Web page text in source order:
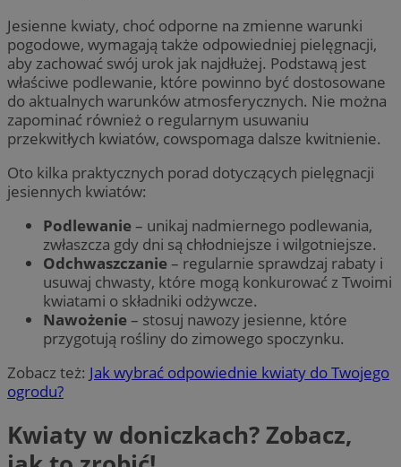
Jesienne kwiaty, choć odporne na zmienne warunki
pogodowe, wymagają także odpowiedniej pielęgnacji,
aby zachować swój urok jak najdłużej. Podstawą jest
właściwe podlewanie, które powinno być dostosowane
do aktualnych warunków atmosferycznych. Nie można
zapominać również o regularnym usuwaniu
przekwitłych kwiatów, cowspomaga dalsze kwitnienie.
Oto kilka praktycznych porad dotyczących pielęgnacji
jesiennych kwiatów:
Podlewanie– unikaj nadmiernego podlewania,
zwłaszcza gdy dni są chłodniejsze i wilgotniejsze.
Odchwaszczanie– regularnie sprawdzaj rabaty i
usuwaj chwasty, które mogą konkurować z Twoimi
kwiatami o składniki odżywcze.
Nawożenie– stosuj nawozy jesienne, które
przygotują rośliny do zimowego spoczynku.
Zobacz też: Jak wybrać odpowiednie kwiaty do Twojego
ogrodu?
Kwiaty w doniczkach? Zobacz,